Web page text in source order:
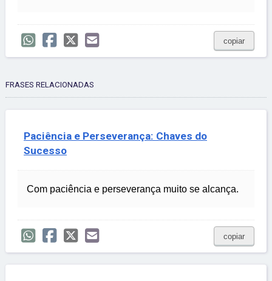
copiar
FRASES RELACIONADAS
Paciência e Perseverança: Chaves do
Sucesso
Com paciência e perseverança muito se alcança.
copiar